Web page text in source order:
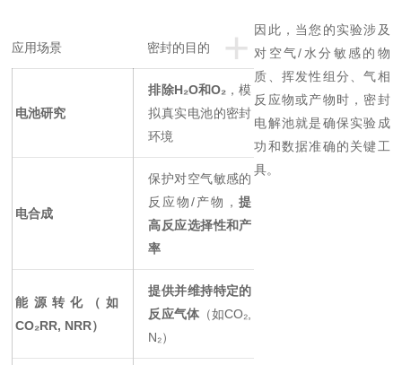
+
应用场景 密封的目的
电池研究
排除H₂O和O₂ ，模
拟真实电池的密封
环境
电合成
保护对空气敏感的
反应物/产物，提
高反应选择性和产
率
能源转化（如
CO₂RR, NRR）
提供并维持特定的
反应气体（如CO₂,
N₂）
因此，当您的实验涉及
对空气/水分敏感的物
质、挥发性组分、气相
反应物或产物时，密封
电解池就是确保实验成
功和数据准确的关键工
具。